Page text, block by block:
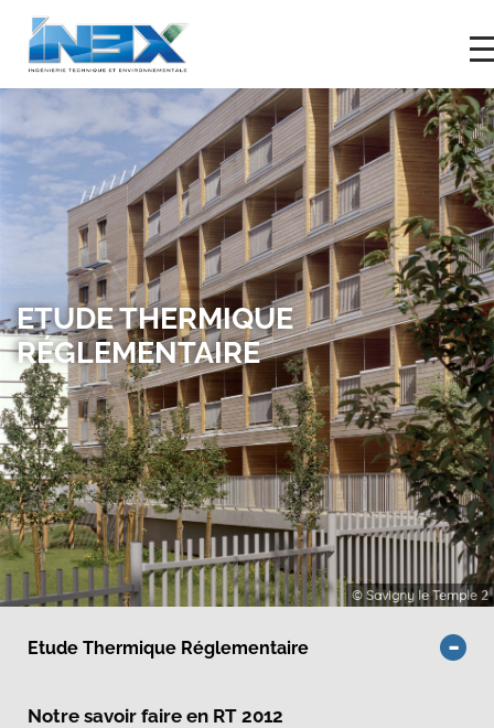
© Savigny le Temple 2
ETUDE THERMIQUE
RÉGLEMENTAIRE
Etude Thermique Réglementaire
Notre savoir faire en RT 2012